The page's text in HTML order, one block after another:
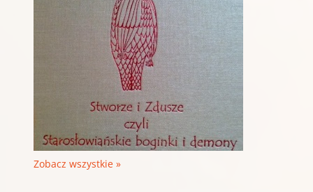
Zobacz wszystkie »